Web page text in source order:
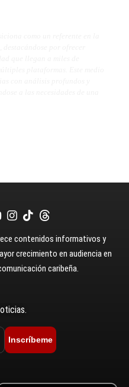
contenidos informativos y
crecimiento en audiencia en
caribeña.
Inscríbeme